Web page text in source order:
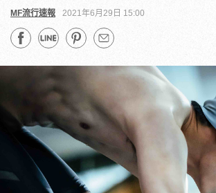
MF流行速報 2021年6月29日 15:00